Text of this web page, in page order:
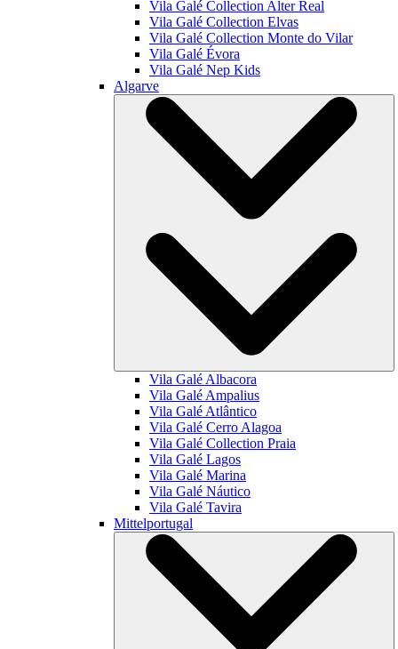
Vila Galé Collection Alter Real
Vila Galé Collection Elvas
Vila Galé Collection Monte do Vilar
Vila Galé Évora
Vila Galé Nep Kids
Algarve
Vila Galé Albacora
Vila Galé Ampalius
Vila Galé Atlântico
Vila Galé Cerro Alagoa
Vila Galé Collection Praia
Vila Galé Lagos
Vila Galé Marina
Vila Galé Náutico
Vila Galé Tavira
Mittelportugal